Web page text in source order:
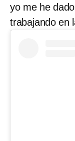
yo me he
trabajando en